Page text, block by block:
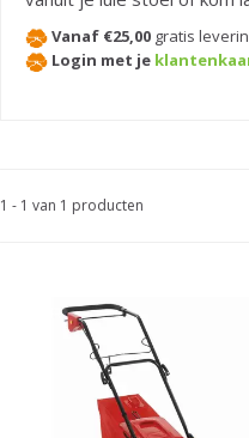
Vanaf €25,00 gratis
Login met je
1 - 1 van 1 producten